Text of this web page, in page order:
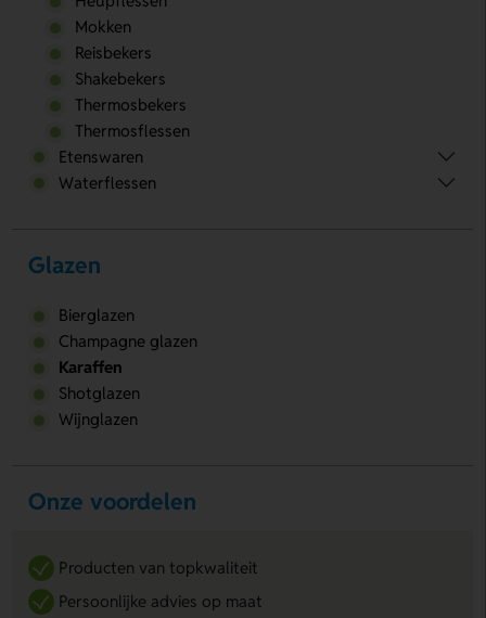
Mokken
Reisbekers
Shakebekers
Thermosbekers
Thermosflessen
Etenswaren
Waterflessen
Glazen
Bierglazen
Champagne glazen
Karaffen
Shotglazen
Wijnglazen
Onze voordelen
Producten van topkwaliteit
Persoonlijke advies op maat